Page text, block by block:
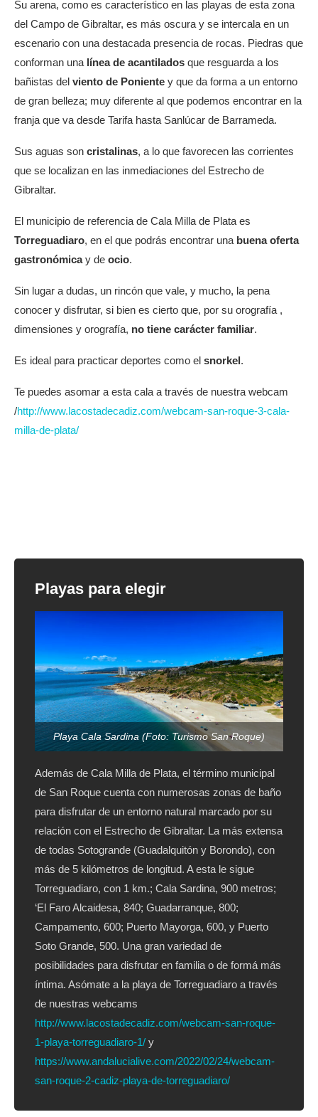
Su arena, como es característico en las playas de esta zona
del Campo de Gibraltar, es más oscura y se intercala en un
escenario con una destacada presencia de rocas. Piedras que
conforman una línea de acantilados que resguarda a los
bañistas del viento de Poniente y que da forma a un entorno
de gran belleza; muy diferente al que podemos encontrar en la
franja que va desde Tarifa hasta Sanlúcar de Barrameda.
Sus aguas son cristalinas, a lo que favorecen las corrientes
que se localizan en las inmediaciones del Estrecho de
Gibraltar.
El municipio de referencia de Cala Milla de Plata es
Torreguadiaro, en el que podrás encontrar una buena oferta
gastronómicay de ocio.
Sin lugar a dudas, un rincón que vale, y mucho, la pena
conocer y disfrutar, si bien es cierto que, por su orografía ,
dimensiones y orografía, no tiene carácter familiar.
Es ideal para practicar deportes como el snorkel.
Te puedes asomar a esta cala a través de nuestra webcam
/http://www.lacostadecadiz.com/webcam-san-roque-3-cala-
milla-de-plata/
Playas para elegir
Playa Cala Sardina (Foto: Turismo San Roque)
Además de Cala Milla de Plata, el término municipal
de San Roque cuenta con numerosas zonas de baño
para disfrutar de un entorno natural marcado por su
relación con el Estrecho de Gibraltar. La más extensa
de todas Sotogrande (Guadalquitón y Borondo), con
más de 5 kilómetros de longitud. A esta le sigue
Torreguadiaro, con 1 km.; Cala Sardina, 900 metros;
‘El Faro Alcaidesa, 840; Guadarranque, 800;
Campamento, 600; Puerto Mayorga, 600, y Puerto
Soto Grande, 500. Una gran variedad de
posibilidades para disfrutar en familia o de formá más
íntima. Asómate a la playa de Torreguadiaro a través
de nuestras webcams
http://www.lacostadecadiz.com/webcam-san-roque-
1-playa-torreguadiaro-1/ y
https://www.andalucialive.com/2022/02/24/webcam-
san-roque-2-cadiz-playa-de-torreguadiaro/